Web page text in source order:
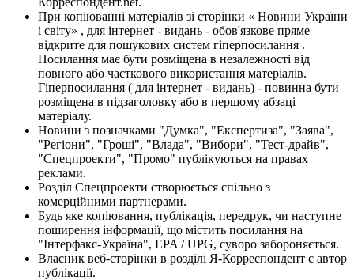
При копіюванні матеріалів зі сторінки « Новини України
і світу» , для інтернет - видань - обов'язкове пряме
відкрите для пошукових систем гіперпосилання .
Посилання має бути розміщена в незалежності від
повного або часткового використання матеріалів.
Гіперпосилання ( для інтернет - видань) - повинна бути
розміщена в підзаголовку або в першому абзаці
матеріалу.
Новини з позначками "Думка", "Експертиза", "Заява",
"Регіони", "Гроші", "Влада", "Вибори", "Тест-драйв",
"Спецпроекти", "Промо" публікуються на правах
реклами.
Розділ Спецпроекти створюється спільно з
комерційними партнерами.
Будь яке копіювання, публікація, передрук, чи наступне
поширення інформації, що містить посилання на
"Інтерфакс-Україна", EPA / UPG, суворо забороняється.
Власник веб-сторінки в розділі Я-Корреспондент є автор
публікації.